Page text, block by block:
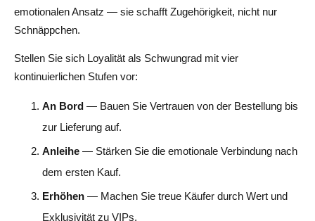
emotionalen Ansatz — sie schafft Zugehörigkeit, nicht nur
Schnäppchen.
Stellen Sie sich Loyalität als Schwungrad mit vier
kontinuierlichen Stufen vor:
An Bord — Bauen Sie Vertrauen von der Bestellung bis
zur Lieferung auf.
Anleihe — Stärken Sie die emotionale Verbindung nach
dem ersten Kauf.
Erhöhen — Machen Sie treue Käufer durch Wert und
Exklusivität zu VIPs.